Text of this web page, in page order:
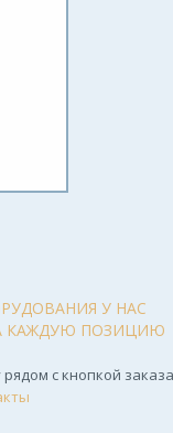
У НАС
КАЖДУЮ ПОЗИЦИЮ
с кнопкой